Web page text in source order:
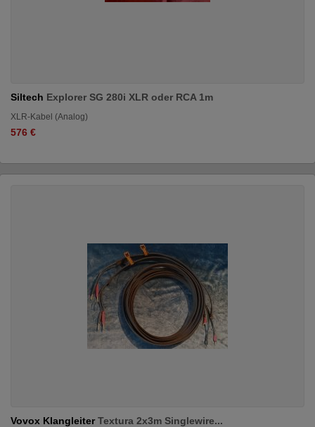
Siltech Explorer SG 280i XLR oder RCA 1m
XLR-Kabel (Analog)
576 €
Vovox KlangleiterTextura 2x3m Singlewire...